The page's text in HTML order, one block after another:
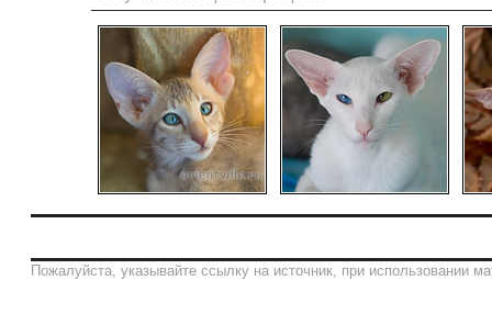
Пожалуйста, указывайте ссылку на источник, при использовании